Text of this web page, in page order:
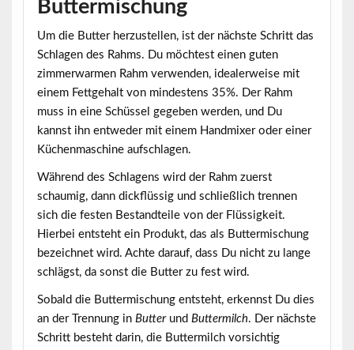
Buttermischung
Um die Butter herzustellen, ist der nächste Schritt das
Schlagen des Rahms. Du möchtest einen guten
zimmerwarmen Rahm verwenden, idealerweise mit
einem Fettgehalt von mindestens 35%. Der Rahm
muss in eine Schüssel gegeben werden, und Du
kannst ihn entweder mit einem Handmixer oder einer
Küchenmaschine aufschlagen.
Während des Schlagens wird der Rahm zuerst
schaumig, dann dickflüssig und schließlich trennen
sich die festen Bestandteile von der Flüssigkeit.
Hierbei entsteht ein Produkt, das als Buttermischung
bezeichnet wird. Achte darauf, dass Du nicht zu lange
schlägst, da sonst die Butter zu fest wird.
Sobald die Buttermischung entsteht, erkennst Du dies
an der Trennung in Butterund Buttermilch. Der nächste
Schritt besteht darin, die Buttermilch vorsichtig